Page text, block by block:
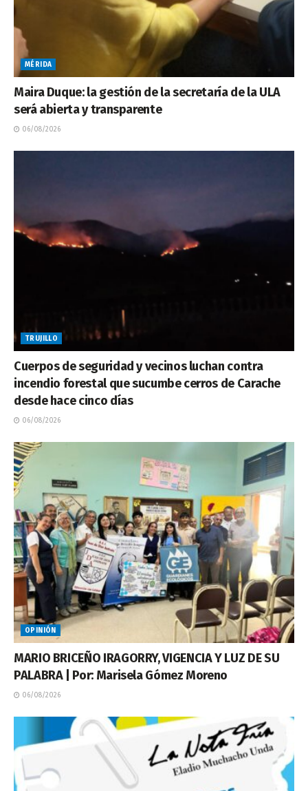
MÉRIDA
Maira Duque: la gestión de la secretaría de la ULA
será abierta y transparente
06/08/2026
TRUJILLO
Cuerpos de seguridad y vecinos luchan contra
incendio forestal que sucumbe cerros de Carache
desde hace cinco días
06/08/2026
OPINIÓN
MARIO BRICEÑO IRAGORRY, VIGENCIA Y LUZ DE SU
PALABRA | Por: Marisela Gómez Moreno
06/08/2026